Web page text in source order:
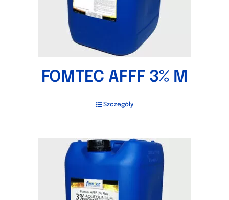
FOMTEC AFFF 3% M
Szczegóły